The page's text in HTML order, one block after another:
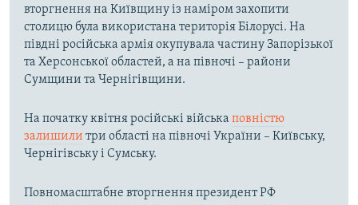
вторгнення на Київщину із наміром захопити
столицю була використана територія Білорусі. На
півдні російська армія окупувала частину Запорізької
та Херсонської областей, а на півночі – райони
Сумщини та Чернігівщини.
На початку квітня російські війська повністю
залишили три області на півночі України – Київську,
Чернігівську і Сумську.
Повномасштабне вторгнення президент РФ